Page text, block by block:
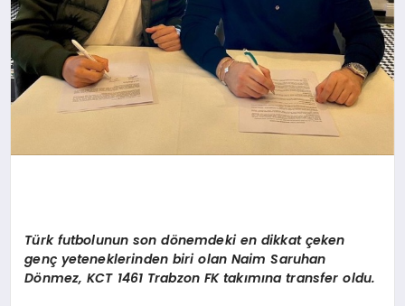
Türk futbolunun son dönemdeki en dikkat çeken
genç yeteneklerinden biri olan Naim Saruhan
Dönmez, KCT 1461 Trabzon FK takımına transfer oldu.